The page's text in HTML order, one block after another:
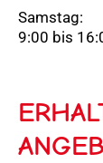
Samstag:
9:00 bis